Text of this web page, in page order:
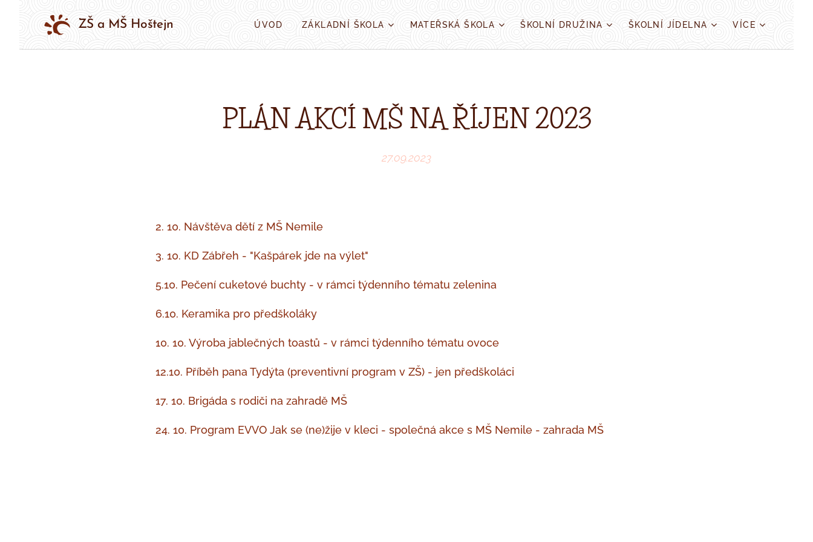
ZŠ a MŠ Hoštejn ÚVOD ZÁKLADNÍ ŠKOLA MATEŘSKÁ ŠKOLA ŠKOLNÍ DRUŽINA ŠKOLNÍ JÍDELNA VÍCE
PLÁN AKCÍ MŠ NA ŘÍJEN 2023
27.09.2023
2. 10. Návštěva dětí z MŠ Nemile
3. 10. KD Zábřeh - "Kašpárek jde na výlet"
5.10. Pečení cuketové buchty - v rámci týdenního tématu zelenina
6.10. Keramika pro předškoláky
10. 10. Výroba jablečných toastů - v rámci týdenního tématu ovoce
12.10. Příběh pana Tydýta (preventivní program v ZŠ) - jen předškoláci
17. 10. Brigáda s rodiči na zahradě MŠ
24. 10. Program EVVO Jak se (ne)žije v kleci - společná akce s MŠ Nemile - zahrada MŠ